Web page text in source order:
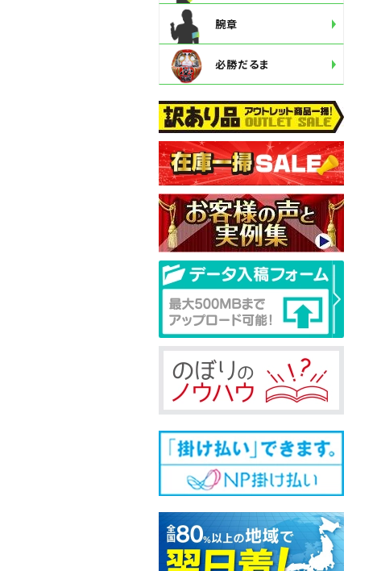
腕章
必勝だるま